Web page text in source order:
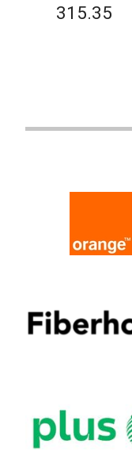
315.35